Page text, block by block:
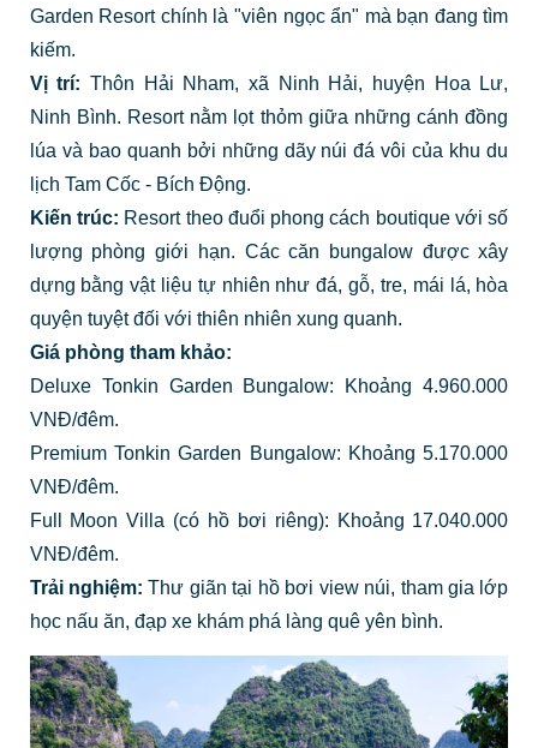
Garden Resort chính là "viên ngọc ẩn" mà bạn đang tìm
kiếm.
Vị trí: Thôn Hải Nham, xã Ninh Hải, huyện Hoa Lư,
Ninh Bình. Resort nằm lọt thỏm giữa những cánh đồng
lúa và bao quanh bởi những dãy núi đá vôi của khu du
lịch Tam Cốc - Bích Động.
Kiến trúc: Resort theo đuổi phong cách boutique với số
lượng phòng giới hạn. Các căn bungalow được xây
dựng bằng vật liệu tự nhiên như đá, gỗ, tre, mái lá, hòa
quyện tuyệt đối với thiên nhiên xung quanh.
Giá phòng tham khảo:
Deluxe Tonkin Garden Bungalow: Khoảng 4.960.000
VNĐ/đêm.
Premium Tonkin Garden Bungalow: Khoảng 5.170.000
VNĐ/đêm.
Full Moon Villa (có hồ bơi riêng): Khoảng 17.040.000
VNĐ/đêm.
Trải nghiệm: Thư giãn tại hồ bơi view núi, tham gia lớp
học nấu ăn, đạp xe khám phá làng quê yên bình.